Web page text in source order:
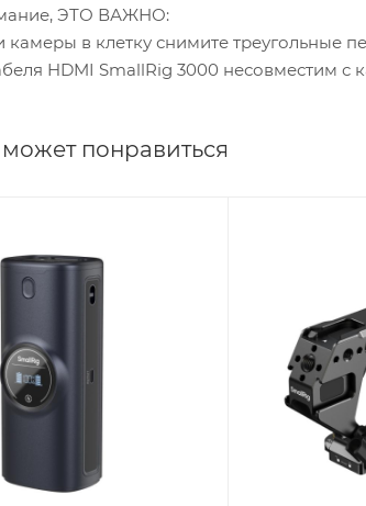
ЭТО ВАЖНО:
камеры в клетку снимите треугольные
HDMI SmallRig 3000 несовместим с
понравиться